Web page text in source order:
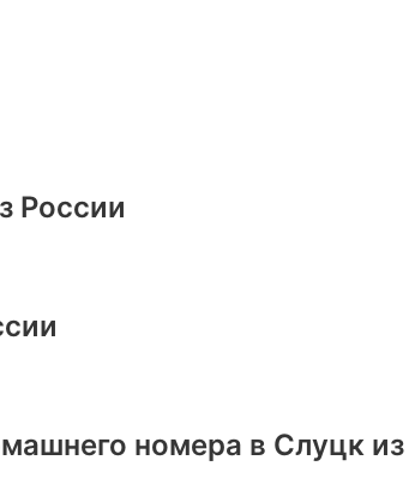
России
номера в Слуцк из